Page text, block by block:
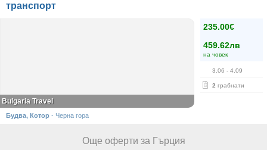
транспорт
235.00€
459.62лв
на човек
3.06 - 4.09
2 грабнати
Bulgaria Travel
Будва, Котор · Черна гора
Още оферти за Гърция